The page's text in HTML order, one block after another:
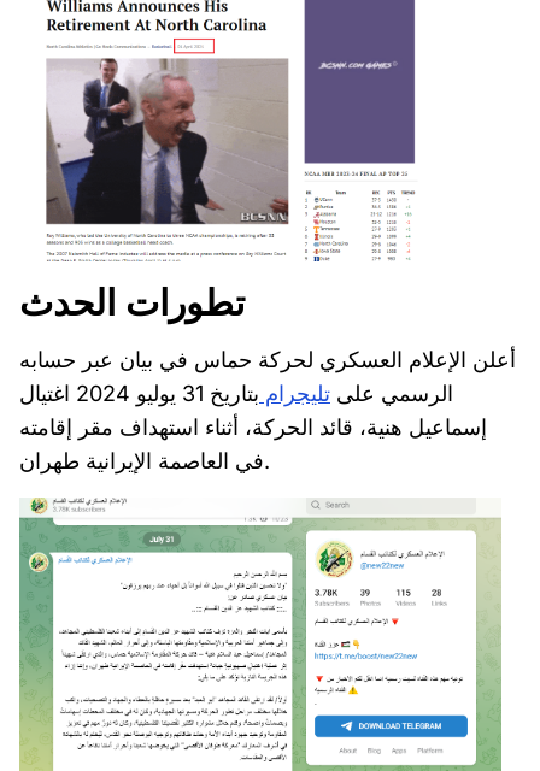
تطورات الحدث
أعلن الإعلام العسكري لحركة حماس في بيان عبر حسابه
الرسمي على تليجرام
بتاريخ 31 يوليو 2024 اغتيال
إسماعيل هنية، قائد الحركة، أثناء استهداف مقر إقامته
في العاصمة الإيرانية طهران.